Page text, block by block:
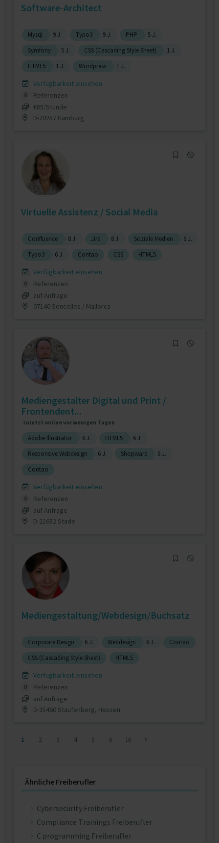
Software-Architect
Mysql 9 J. Typo3 9 J. PHP
5 J.
Symfony
5 J. CSS (Cascading Style Sheet)
1 J.
HTML5
1 J. Wordpress 1 J.
Verfügbarkeit einsehen
0
Referenzen
€85/Stunde
D-20257 Hamburg
Virtuelle Assistenz / Social Media
Confluence 8 J. Jira 8 J. Soziale Medien
6 J.
Typo3
6 J. Contao CSS HTML5
Verfügbarkeit einsehen
0
Referenzen
auf Anfrage
07140 Sencelles / Mallorca
Mediengestalter Digital und Print /
Frontendent...
zuletzt online vor wenigen Tagen
Adobe Illustrator 6 J. HTML5
6 J.
Responsive Webdesign
6 J. Shopware
6 J.
Contao
Verfügbarkeit einsehen
0
Referenzen
auf Anfrage
D-21682 Stade
Mediengestaltung/Webdesign/Buchsatz
Corporate Design 6 J. Webdesign 6 J.
Contao
CSS (Cascading Style Sheet)
HTML5
Verfügbarkeit einsehen
0
Referenzen
auf Anfrage
D-35460 Staufenberg, Hessen
1 2 3 4 5 6 16
Ähnliche Freiberufler
Cybersecurity Freiberufler
Compliance Trainings Freiberufler
C programming Freiberufler